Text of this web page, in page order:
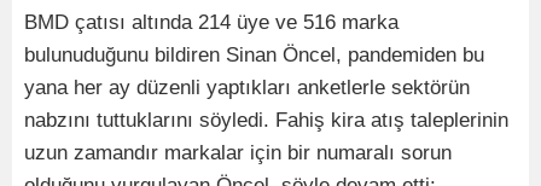
BMD çatısı altında 214 üye ve 516 marka
bulunuduğunu bildiren Sinan Öncel, pandemiden bu
yana her ay düzenli yaptıkları anketlerle sektörün
nabzını tuttuklarını söyledi. Fahiş kira atış taleplerinin
uzun zamandır markalar için bir numaralı sorun